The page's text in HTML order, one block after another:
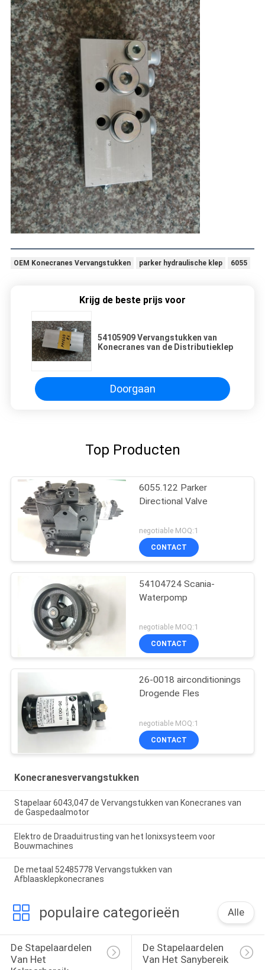
OEM Konecranes Vervangstukken parker hydraulische klep 6055
Krijg de beste prijs voor
54105909 Vervangstukken van
Konecranes van de Distributieklep
Doorgaan
Top Producten
6055.122 Parker
Directional Valve
negotiable MOQ:1
CONTACT
54104724 Scania-
Waterpomp
negotiable MOQ:1
CONTACT
26-0018 airconditionings
Drogende Fles
negotiable MOQ:1
CONTACT
Konecranesvervangstukken
Stapelaar 6043,047 de Vervangstukken van Konecranes van
de Gaspedaalmotor
Elektro de Draaduitrusting van het Ionixsysteem voor
Bouwmachines
De metaal 52485778 Vervangstukken van
Afblaasklepkonecranes
populaire categorieën Alle
De Stapelaardelen
Van Het
De Stapelaardelen
Van Het Sanybereik